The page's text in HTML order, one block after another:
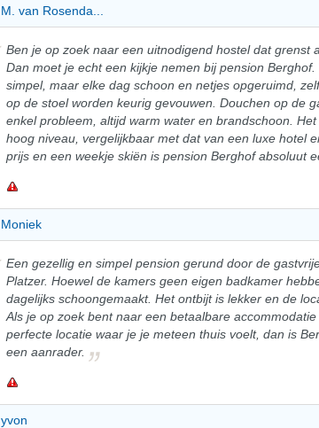
M. van Rosenda...
Ben je op zoek naar een uitnodigend hostel dat grenst
Dan moet je echt een kijkje nemen bij pension Berghof.
simpel, maar elke dag schoon en netjes opgeruimd,
op de stoel worden keurig gevouwen. Douchen op de
enkel probleem, altijd warm water en brandschoon.
hoog niveau, vergelijkbaar met dat van een luxe hotel
prijs en een weekje skiën is pension Berghof absoluut
Moniek
Een gezellig en simpel pension gerund door de
Platzer. Hoewel de kamers geen eigen badkamer
dagelijks schoongemaakt. Het ontbijt is lekker en de
Als je op zoek bent naar een betaalbare accommodatie
perfecte locatie waar je je meteen thuis voelt, dan is
een aanrader.
yvon